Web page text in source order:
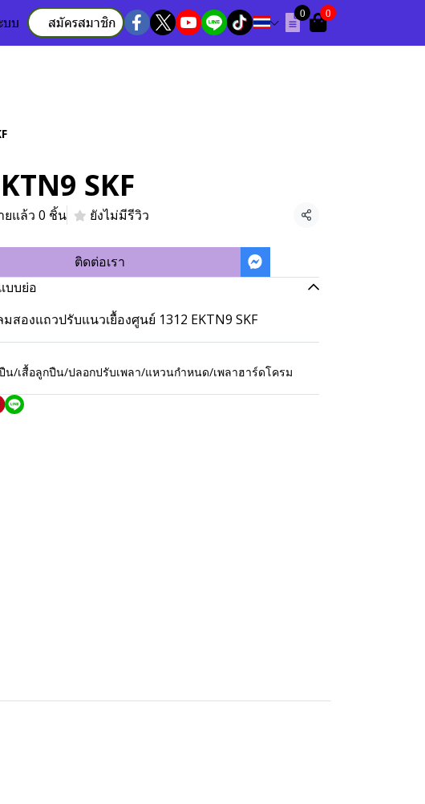
บบ สมัครสมาชิก
0 0
SKF
ยแล้ว 0 ชิ้น ยังไม่มีรีวิว
แชร์
ติดต่อเรา
บบย่อ
สองแถวปรับแนวเยื้องศูนย์ 1312 EKTN9 SKF
น/เสื้อลูกปืน/ปลอกปรับเพลา/แหวนกำหนด/เพลาฮาร์ดโครม